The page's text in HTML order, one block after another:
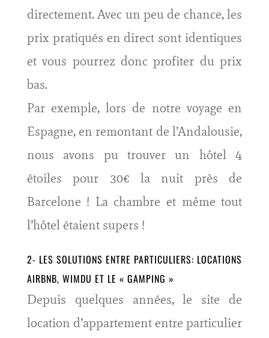
directement. Avec un peu de chance, les
prix pratiqués en direct sont identiques
et vous pourrez donc profiter du prix
bas.
Par exemple, lors de notre voyage en
Espagne, en remontant de l’Andalousie,
nous avons pu trouver un hôtel 4
étoiles pour 30€ la nuit près de
Barcelone ! La chambre et même tout
l’hôtel étaient supers !
2- LES SOLUTIONS ENTRE PARTICULIERS: LOCATIONS
AIRBNB, WIMDU ET LE « GAMPING »
Depuis quelques années, le site de
location d’appartement entre particulier